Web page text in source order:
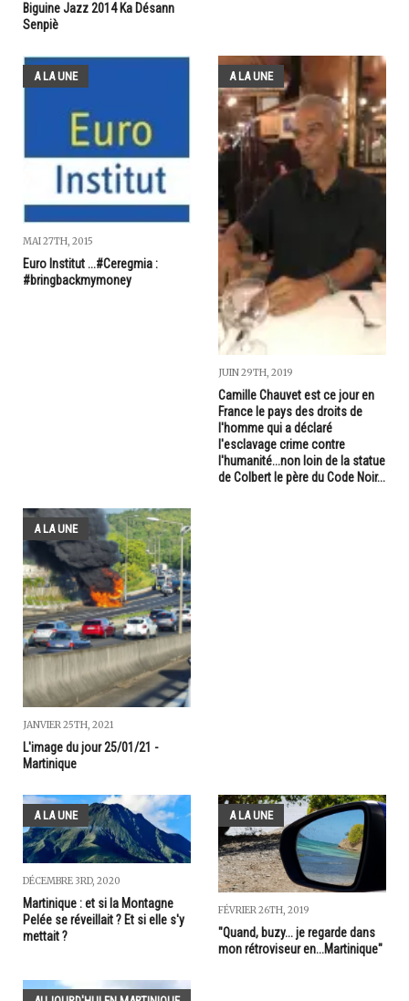
Biguine Jazz 2014 Ka Désann
Senpiè
A LA UNE
MAI 27TH, 2015
Euro Institut ...#Ceregmia :
#bringbackmymoney
A LA UNE
JUIN 29TH, 2019
Camille Chauvet est ce jour en
France le pays des droits de
l'homme qui a déclaré
l'esclavage crime contre
l'humanité...non loin de la statue
de Colbert le père du Code Noir...
A LA UNE
JANVIER 25TH, 2021
L'image du jour 25/01/21 -
Martinique
A LA UNE
DÉCEMBRE 3RD, 2020
Martinique : et si la Montagne
Pelée se réveillait ? Et si elle s'y
mettait ?
A LA UNE
FÉVRIER 26TH, 2019
"Quand, buzy... je regarde dans
mon rétroviseur en...Martinique"